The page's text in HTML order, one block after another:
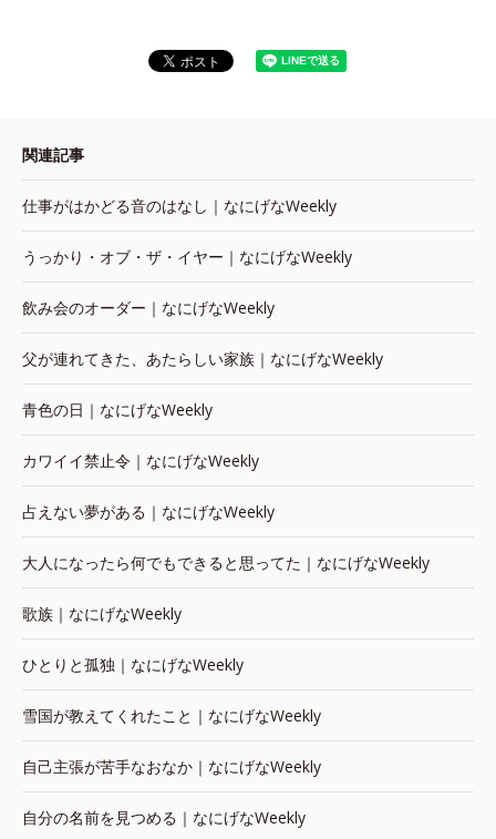
関連記事
仕事がはかどる音のはなし｜なにげなWeekly
うっかり・オブ・ザ・イヤー｜なにげなWeekly
飲み会のオーダー｜なにげなWeekly
父が連れてきた、あたらしい家族｜なにげなWeekly
青色の日｜なにげなWeekly
カワイイ禁止令｜なにげなWeekly
占えない夢がある｜なにげなWeekly
大人になったら何でもできると思ってた｜なにげなWeekly
歌族｜なにげなWeekly
ひとりと孤独｜なにげなWeekly
雪国が教えてくれたこと｜なにげなWeekly
自己主張が苦手なおなか｜なにげなWeekly
自分の名前を見つめる｜なにげなWeekly